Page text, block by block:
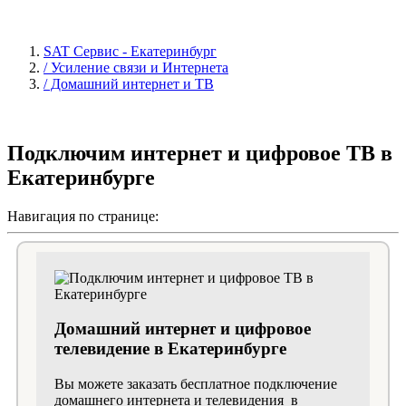
SAT Сервис - Екатеринбург
/ Усиление связи и Интернета
/ Домашний интернет и ТВ
Подключим интернет и цифровое ТВ в
Екатеринбурге
Навигация по странице:
Домашний интернет и цифровое
телевидение в Екатеринбурге
Вы можете заказать бесплатное подключение
домашнего интернета и телевидения в